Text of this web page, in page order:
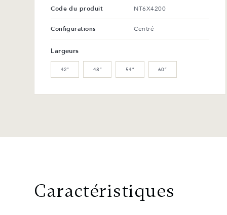
Code du produit NT6X4200
Configurations Centré
Largeurs
42″ 48″ 54″ 60″
Caractéristiques